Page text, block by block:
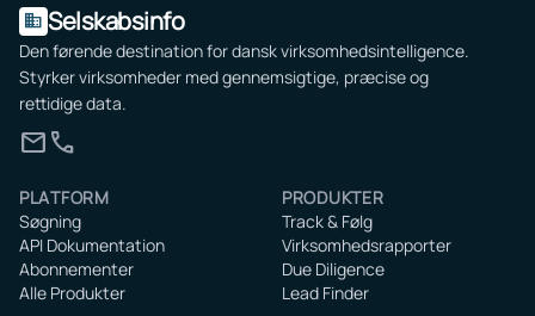
domain Selskabsinfo
Den førende destination for dansk virksomhedsintelligence.
Styrker virksomheder med gennemsigtige, præcise og
rettidige data.
mailcall
PLATFORM
Søgning
API Dokumentation
Abonnementer
Alle Produkter
PRODUKTER
Track & Følg
Virksomhedsrapporter
Due Diligence
Lead Finder